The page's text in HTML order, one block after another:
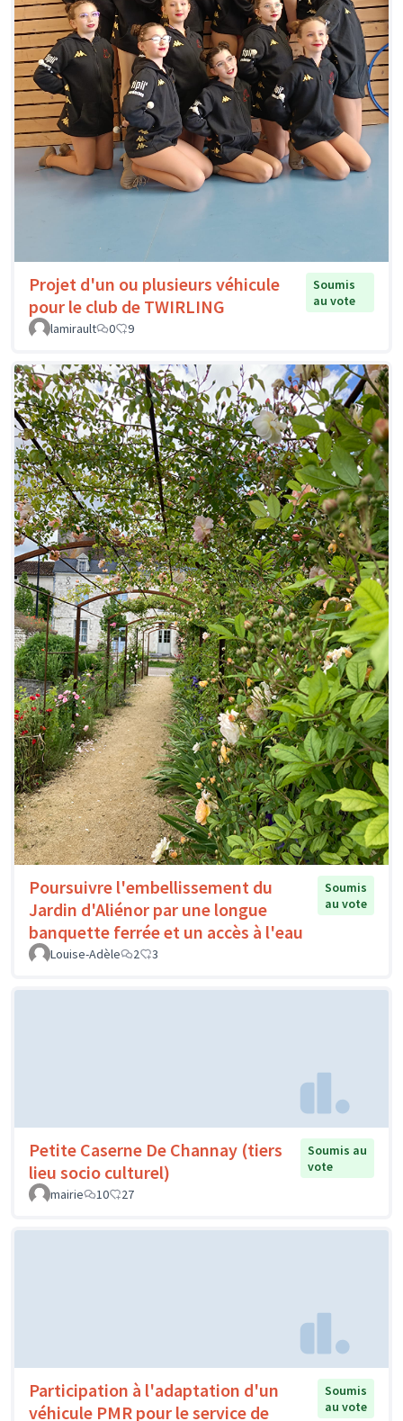
Projet d'un ou plusieurs véhicule
pour le club de TWIRLING
Soumis
au vote
lamirault
0 9
Poursuivre l'embellissement du
Jardin d'Aliénor par une longue
banquette ferrée et un accès à l'eau
Soumis
au vote
Louise-Adèle 2 3
Petite Caserne De Channay (tiers
lieu socio culturel)
Soumis au
vote
mairie
10 27
Participation à l'adaptation d'un
véhicule PMR pour le service de
Soumis
au vote